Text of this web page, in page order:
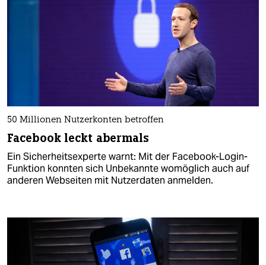
50 Millionen Nutzerkonten betroffen
Facebook leckt abermals
Ein Sicherheitsexperte warnt: Mit der Facebook-Login-
Funktion konnten sich Unbekannte womöglich auch auf
anderen Webseiten mit Nutzerdaten anmelden.